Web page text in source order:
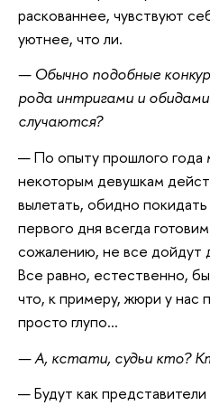
раскованнее, чувствуют
уютнее, что ли.
— Обычно подобные
рода интригами и
случаются?
— По опыту прошлого года
некоторым девушкам
вылетать, обидно
первого дня всегда
сожалению, не все дойдут
Все равно, естественно,
что, к примеру, жюри у нас
просто глупо…
— А, кстати, судьи кто?
— Будут как